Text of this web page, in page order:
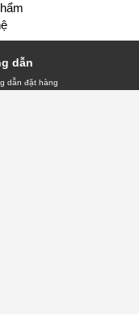
dẫn
dẫn đặt hàng